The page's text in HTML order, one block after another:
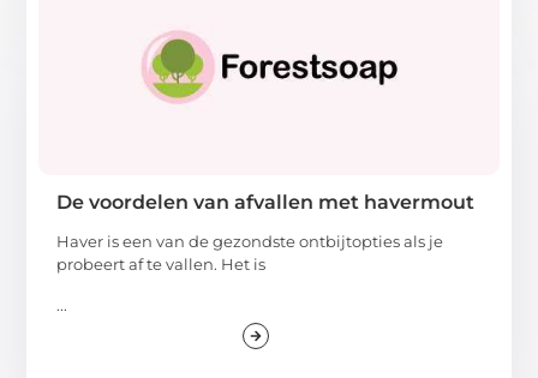
De voordelen van afvallen met havermout
Haver is een van de gezondste ontbijtopties als je
probeert af te vallen. Het is
...